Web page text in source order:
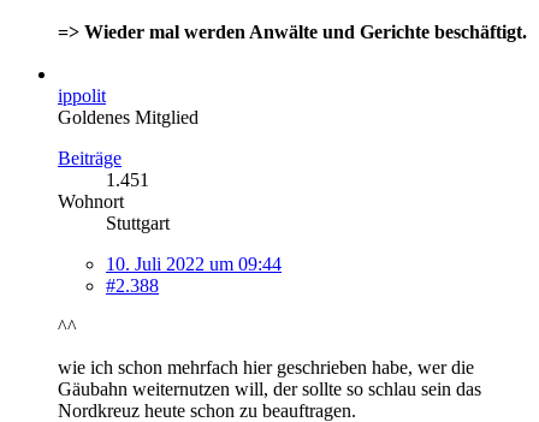
=> Wieder mal werden Anwälte und Gerichte beschäftigt.
ippolit
Goldenes Mitglied
Beiträge
1.451
Wohnort
Stuttgart
10. Juli 2022 um 09:44
#2.388
^^
wie ich schon mehrfach hier geschrieben habe, wer die
Gäubahn weiternutzen will, der sollte so schlau sein das
Nordkreuz heute schon zu beauftragen.